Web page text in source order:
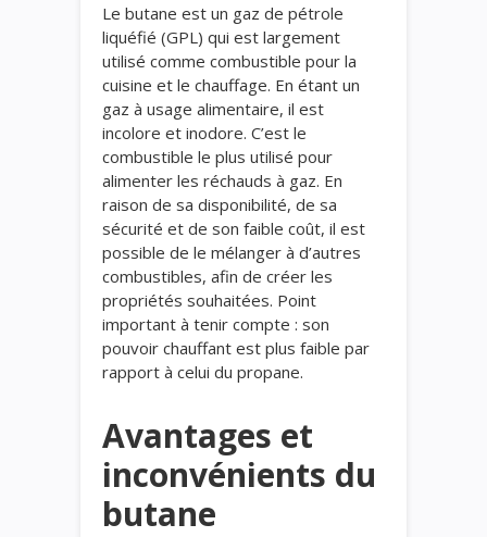
Le butane est un gaz de pétrole
liquéfié (GPL) qui est largement
utilisé comme combustible pour la
cuisine et le chauffage. En étant un
gaz à usage alimentaire, il est
incolore et inodore. C’est le
combustible le plus utilisé pour
alimenter les réchauds à gaz. En
raison de sa disponibilité, de sa
sécurité et de son faible coût, il est
possible de le mélanger à d’autres
combustibles, afin de créer les
propriétés souhaitées. Point
important à tenir compte : son
pouvoir chauffant est plus faible par
rapport à celui du propane.
Avantages et
inconvénients du
butane